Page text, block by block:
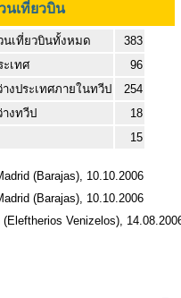
นเที่ยวบิน
นเที่ยวบินทั้งหมด
383
ะเทศ
96
างประเทศภายในทวีป
254
างทวีป
18
15
(Barajas), 10.10.2006
(Barajas), 10.10.2006
Venizelos),